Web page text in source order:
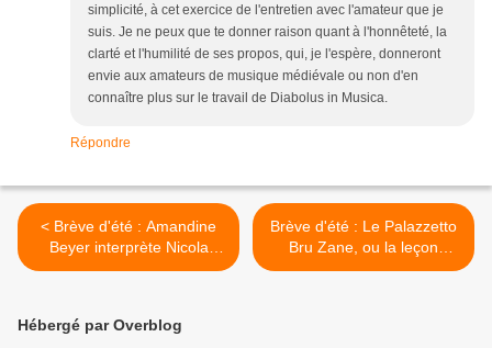
simplicité, à cet exercice de l'entretien avec l'amateur que je
suis. Je ne peux que te donner raison quant à l'honnêteté, la
clarté et l'humilité de ses propos, qui, je l'espère, donneront
envie aux amateurs de musique médiévale ou non d'en
connaître plus sur le travail de Diabolus in Musica.
Répondre
< Brève d'été : Amandine
Beyer interprète Nicola
Matteis
Brève d'été : Le Palazzetto
Bru Zane, ou la leçon
vénitienne >
Hébergé par Overblog